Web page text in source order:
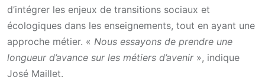
d’intégrer les enjeux de transitions sociaux et
écologiques dans les enseignements, tout en ayant une
approche métier. « Nous essayons de prendre une
longueur d’avance sur les métiers d’avenir», indique
José Maillet.